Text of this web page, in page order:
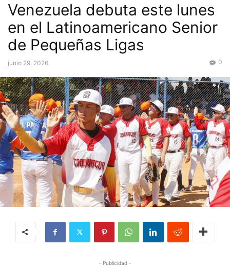
Venezuela debuta este lunes
en el Latinoamericano Senior
de Pequeñas Ligas
junio 29, 2026 0
- Publicidad -